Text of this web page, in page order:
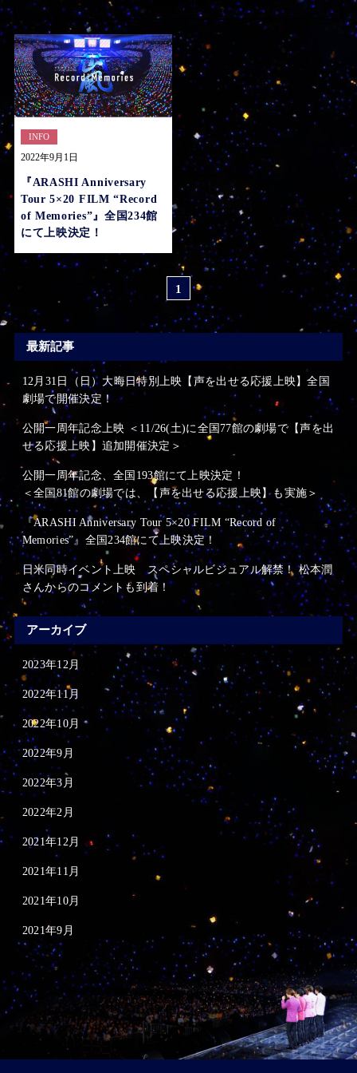
2022年9月
2022年9月1日
INFO
『ARASHI Anniversary
Tour 5×20 FILM “Record
of Memories”』全国234館
にて上映決定！
1
最新記事
12月31日（日）大晦日特別上映【声を出せる応援上映】全国
劇場で開催決定！
公開一周年記念上映 ＜11/26(土)に全国77館の劇場で【声を出
せる応援上映】追加開催決定＞
公開一周年記念、全国193館にて上映決定！
＜全国81館の劇場では、【声を出せる応援上映】も実施＞
『ARASHI Anniversary Tour 5×20 FILM “Record of
Memories”』全国234館にて上映決定！
日米同時イベント上映 スペシャルビジュアル解禁！ 松本潤
さんからのコメントも到着！
アーカイブ
2023年12月
2022年11月
2022年10月
2022年9月
2022年3月
2022年2月
2021年12月
2021年11月
2021年10月
2021年9月